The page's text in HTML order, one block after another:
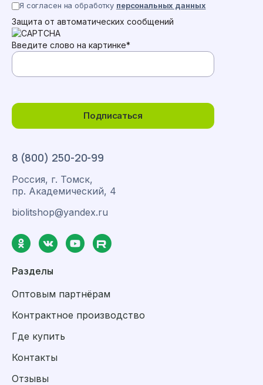
8 (800) 250-20-99
Россия, г. Томск,
пр. Академический, 4
biolitshop@yandex.ru
Разделы
Оптовым партнёрам
Контрактное производство
Где купить
Контакты
Отзывы
Подписаться
Я согласен на обработку персональных данных
Защита от автоматических сообщений
Введите слово на картинке*